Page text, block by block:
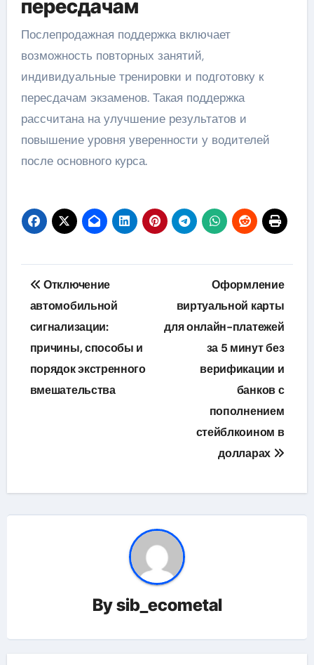
пересдачам
Послепродажная поддержка включает
возможность повторных занятий,
индивидуальные тренировки и подготовку к
пересдачам экзаменов. Такая поддержка
рассчитана на улучшение результатов и
повышение уровня уверенности у водителей
после основного курса.
Навигация
по
записям
Отключение
автомобильной
сигнализации:
причины, способы и
порядок экстренного
вмешательства
Оформление
виртуальной карты
для онлайн-платежей
за 5 минут без
верификации и
банков с
пополнением
стейблкоином в
долларах
Bysib_ecometal